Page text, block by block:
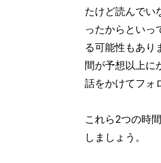
たけど読んでい
ったからといっ
る可能性もあり
間が予想以上に
話をかけてフォ
これら2つの時
しましょう。